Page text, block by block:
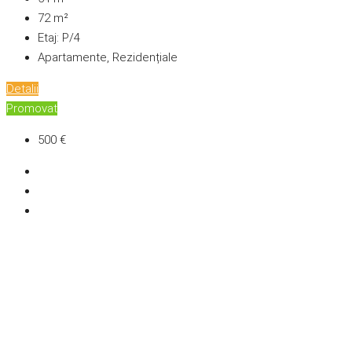
72m²
Etaj: P/4
Apartamente, Rezidențiale
Detalii
Promovat
500 €